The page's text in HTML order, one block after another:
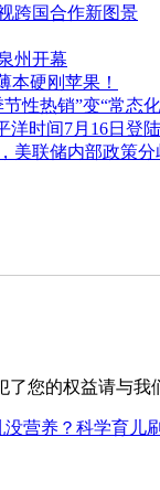
跨国合作新图景
州开幕
本硬刚苹果！
性热销”变“常态
时间7月16日登
美联储内部政策分
您的权益请与我
没营养？科学育儿